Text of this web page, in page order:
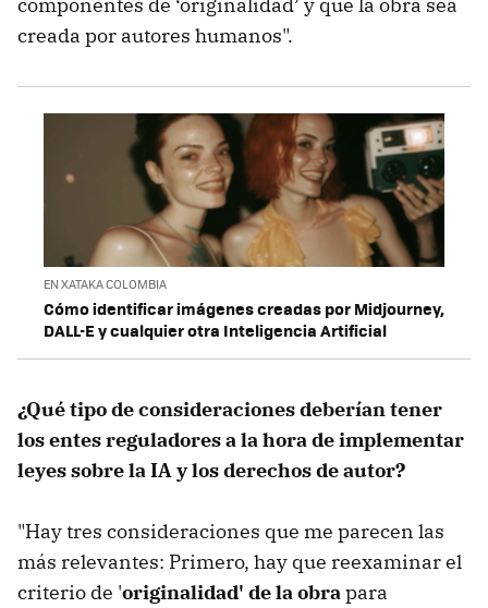
componentes de ‘originalidad’ y que la obra sea
creada por autores humanos".
EN XATAKA COLOMBIA
Cómo identificar imágenes creadas por Midjourney,
DALL-E y cualquier otra Inteligencia Artificial
¿Qué tipo de consideraciones deberían tener
los entes reguladores a la hora de implementar
leyes sobre la IA y los derechos de autor?
"Hay tres consideraciones que me parecen las
más relevantes: Primero, hay que reexaminar el
criterio de 'originalidad' de la obrapara